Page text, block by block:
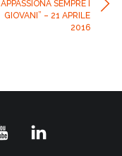
APPASSIONA SEMPRE I
GIOVANI” – 21 APRILE
2016